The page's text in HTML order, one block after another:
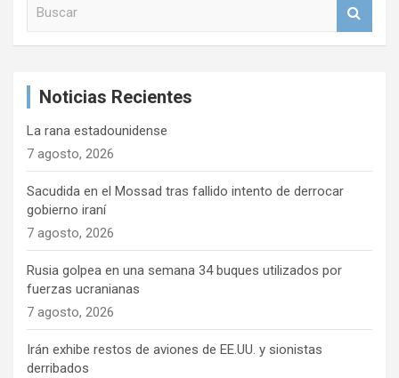
Noticias Recientes
La rana estadounidense
7 agosto, 2026
Sacudida en el Mossad tras fallido intento de derrocar
gobierno iraní
7 agosto, 2026
Rusia golpea en una semana 34 buques utilizados por
fuerzas ucranianas
7 agosto, 2026
Irán exhibe restos de aviones de EE.UU. y sionistas
derribados